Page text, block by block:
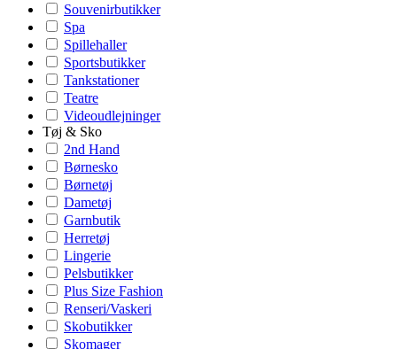
Souvenirbutikker
Spa
Spillehaller
Sportsbutikker
Tankstationer
Teatre
Videoudlejninger
Tøj & Sko
2nd Hand
Børnesko
Børnetøj
Dametøj
Garnbutik
Herretøj
Lingerie
Pelsbutikker
Plus Size Fashion
Renseri/Vaskeri
Skobutikker
Skomager